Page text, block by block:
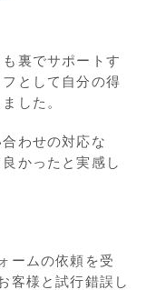
裏でサポートす
として自分の得
した。
わせの対応な
かったと実感し
ームの依頼を受
客様と試行錯誤し